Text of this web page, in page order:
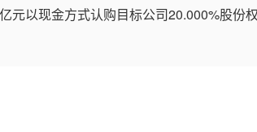
元以现金方式认购目标公司20.000%股份